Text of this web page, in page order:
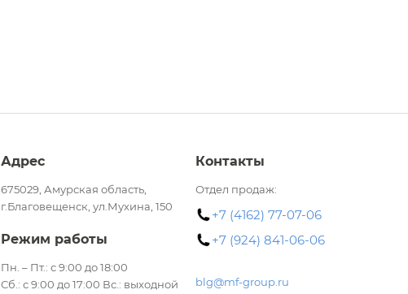
Адрес
675029, Амурская область,
г.Благовещенск, ул.Мухина, 150
Режим работы
Пн. – Пт.: с 9:00 до 18:00
Сб.: с 9:00 до 17:00 Вс.: выходной
Контакты
Отдел продаж:
+7 (4162) 77-07-06
+7 (924) 841-06-06
blg@mf-group.ru